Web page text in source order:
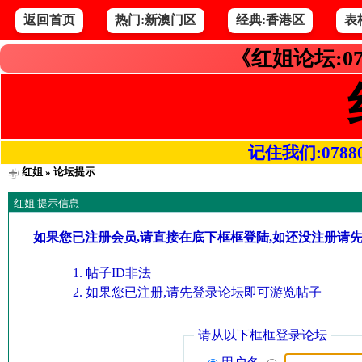
返回首页 热门:新澳门区 经典:香港区 表
《红姐论坛
记住我们
红姐» 论坛提示
红姐 提示信息
如果您已注册会员,请直接在底下框框登陆,如还没注册请
帖子ID非法
如果您已注册,请先登录论坛即可游览帖子
请从以下框框登录论坛